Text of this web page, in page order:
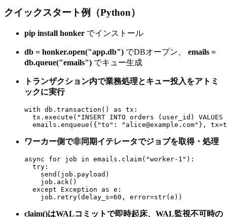
クイックスタート例（Python）
pip install honker でインストール
db = honker.open("app.db") でDBオープン、 emails =
db.queue("emails") でキュー生成
トランザクション内で業務処理とキュー投入をアトミ
ックに実行
with db.transaction() as tx:
tx.execute("INSERT INTO orders (user_id) VALUES
ワーカー側で非同期イテレータでジョブを取得・処理
async for job in emails.claim("worker-1"):
  try:
    send(job.payload)
    job.ack()
  except Exception as e:
claim()はWALコミットで即時起床、WAL監視不可時の